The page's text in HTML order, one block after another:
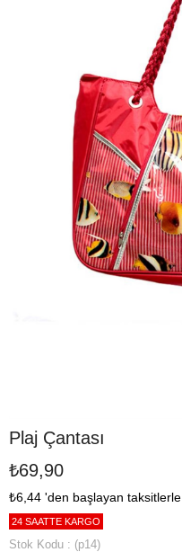
Plaj Çantası
₺69,90
₺6,44 'den başlayan taksitlerle
24 SAATTE KARGO
Stok Kodu
(p14)